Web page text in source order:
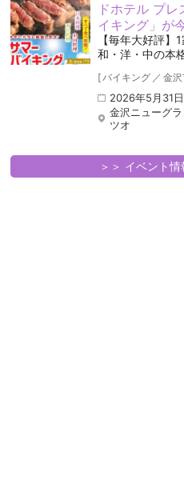
ドホテル プ
イキング」が
【毎年大好評】
和・洋・中の本
[バイキング ／ 金
2026年5月31
金沢ニューグ
ツオ
＞＞ イベント